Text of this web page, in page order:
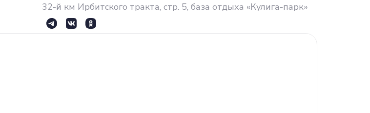
32-й км Ирбитского тракта, стр. 5, база отдыха «Кулига-парк»